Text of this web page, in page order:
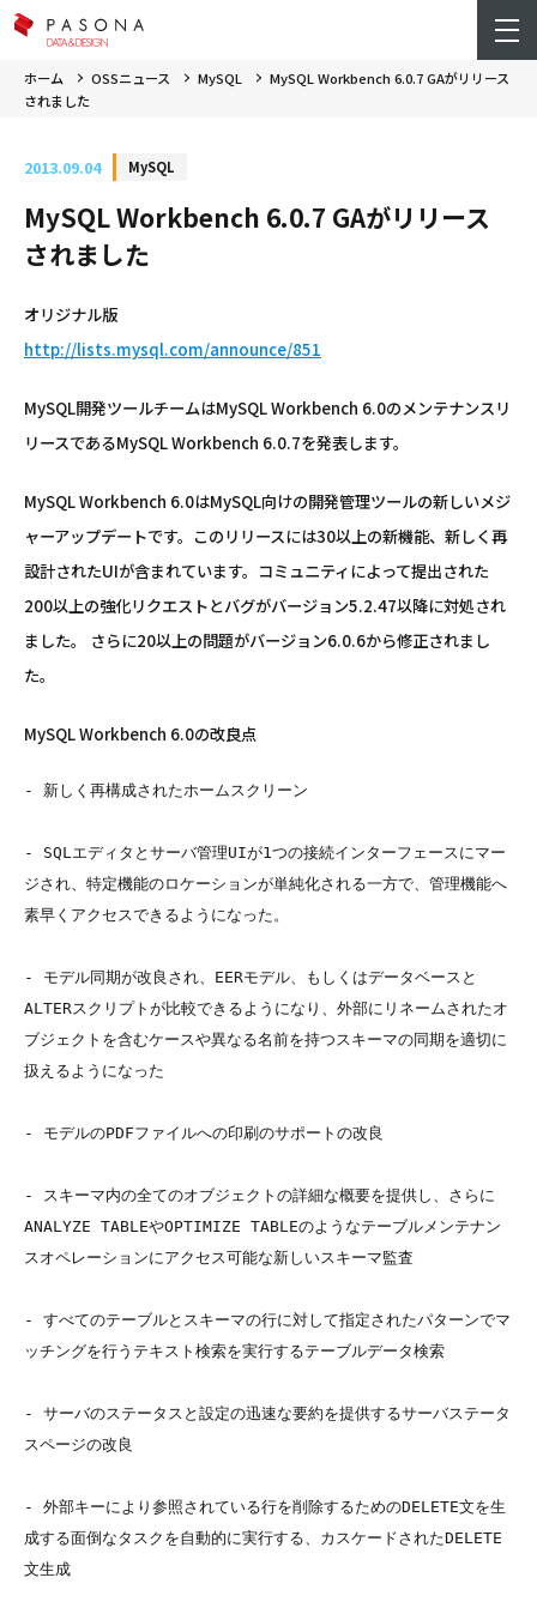
ホーム OSSニュース MySQL
MySQL Workbench 6.0.7 GAがリリース
されました
2013.09.04 MySQL
MySQL Workbench 6.0.7 GAがリリース
されました
オリジナル版
http://lists.mysql.com/announce/851
MySQL開発ツールチームはMySQL Workbench 6.0のメンテナンスリ
リースであるMySQL Workbench 6.0.7を発表します。
MySQL Workbench 6.0はMySQL向けの開発管理ツールの新しいメジ
ャーアップデートです。このリリースには30以上の新機能、新しく再
設計されたUIが含まれています。コミュニティによって提出された
200以上の強化リクエストとバグがバージョン5.2.47以降に対処され
ました。 さらに20以上の問題がバージョン6.0.6から修正されまし
た。
MySQL Workbench 6.0の改良点
- 新しく再構成されたホームスクリーン
- SQLエディタとサーバ管理UIが1つの接続インターフェースにマー
ジされ、特定機能のロケーションが単純化される一方で、管理機能へ
素早くアクセスできるようになった。
- モデル同期が改良され、EERモデル、もしくはデータベースと
ALTERスクリプトが比較できるようになり、外部にリネームされたオ
ブジェクトを含むケースや異なる名前を持つスキーマの同期を適切に
扱えるようになった
- モデルのPDFファイルへの印刷のサポートの改良
- スキーマ内の全てのオブジェクトの詳細な概要を提供し、さらに
ANALYZE TABLEやOPTIMIZE TABLEのようなテーブルメンテナン
スオペレーションにアクセス可能な新しいスキーマ監査
- すべてのテーブルとスキーマの行に対して指定されたパターンでマ
ッチングを行うテキスト検索を実行するテーブルデータ検索
- サーバのステータスと設定の迅速な要約を提供するサーバステータ
スページの改良
- 外部キーにより参照されている行を削除するためのDELETE文を生
成する面倒なタスクを自動的に実行する、カスケードされたDELETE
文生成